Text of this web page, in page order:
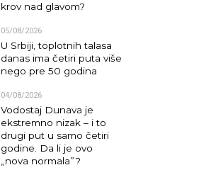
krov nad glavom?
05/08/2026
U Srbiji, toplotnih talasa
danas ima četiri puta više
nego pre 50 godina
04/08/2026
Vodostaj Dunava je
ekstremno nizak – i to
drugi put u samo četiri
godine. Da li je ovo
„nova normala”?